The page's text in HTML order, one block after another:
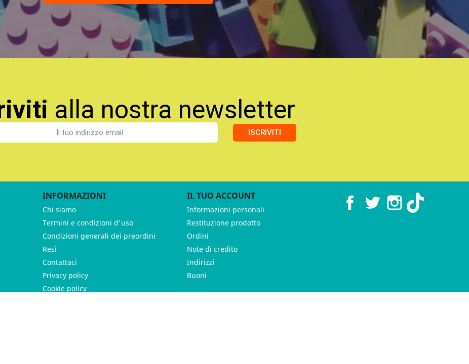
alla nostra newsletter
ISCRIVITI
INFORMAZIONI
Chi siamo
Termini e condizioni d'uso
Condizioni generali dei preordini
Resi
Contattaci
Privacy policy
Cookie policy
IL TUO ACCOUNT
Informazioni personali
Restituzione prodotto
Ordini
Note di credito
Indirizzi
Buoni
FacebookTwitter Instagram